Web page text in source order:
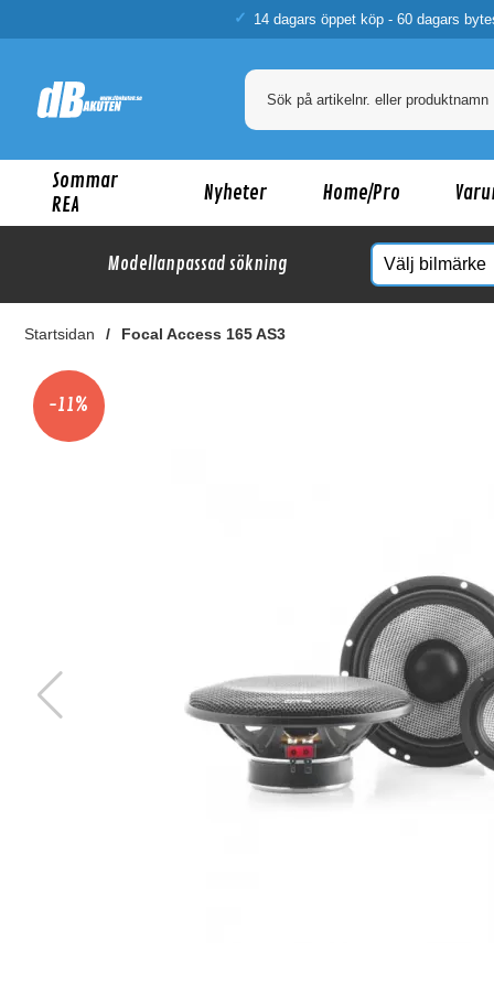
14 dagars öppet köp - 60 dagars
Sommar
REA
Nyheter Home/Pro
Modellanpassad sökning
Startsidan Focal Access 165 AS3
-11%